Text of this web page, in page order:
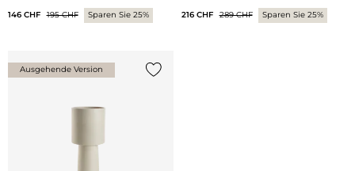
146 CHF 195 CHF Sparen Sie 25% 216 CHF 289 CHF Sparen Sie 25%
Ausgehende Version